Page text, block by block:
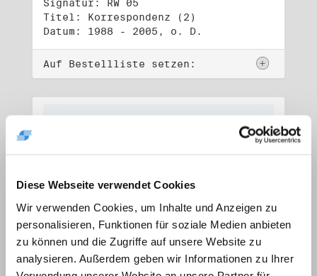
Diese Webseite verwendet Cookies
Wir verwenden Cookies, um Inhalte und Anzeigen zu
personalisieren, Funktionen für soziale Medien anbieten
zu können und die Zugriffe auf unsere Website zu
analysieren. Außerdem geben wir Informationen zu Ihrer
Signatur: RW 05
Titel: Korrespondenz (2)
Datum: 1988 - 2005, o. D.
Auf Bestellliste setzen: